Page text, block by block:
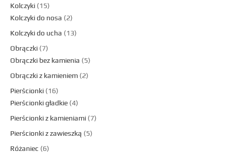
Kolczyki 15
Kolczyki do nosa
2
Kolczyki do ucha
13
Obrączki 7
Obrączki bez kamienia
5
Obrączki z kamieniem 2
Pierścionki 16
Pierścionki gładkie 4
Pierścionki z kamieniami 7
Pierścionki z zawieszką
5
Różaniec
6